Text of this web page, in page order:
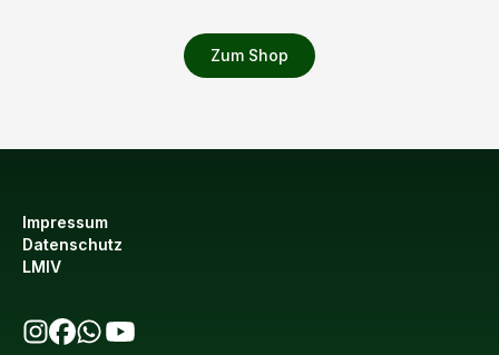
Zum Shop
Impressum
Datenschutz
LMIV